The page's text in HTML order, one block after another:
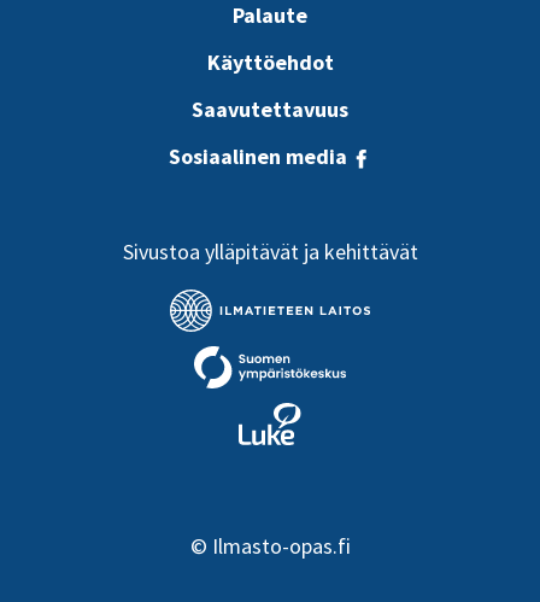
Palaute
Käyttöehdot
Saavutettavuus
Sosiaalinen media
Sivustoa ylläpitävät ja kehittävät
© Ilmasto-opas.fi